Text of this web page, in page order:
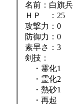
名前：白旗兵
ＨＰ ：25
攻撃力：0
防御力：0
素早さ：3
剣技：
・霊化1
・霊化2
・熱砂1
・再起